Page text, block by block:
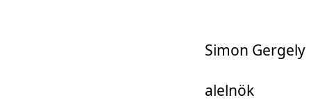
Simon Gergely
alelnök